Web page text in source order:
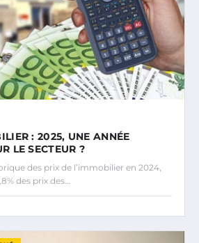
: 2025, UNE ANNÉE
LE SECTEUR ?
des prix de l’immobilier en 2024,
des prix des…